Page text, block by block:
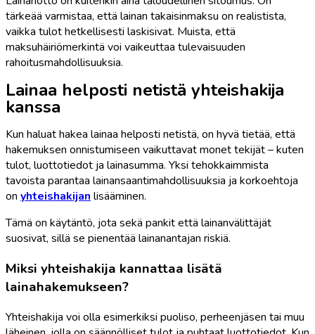
tärkeää varmistaa, että lainan takaisinmaksu on realistista,
vaikka tulot hetkellisesti laskisivat. Muista, että
maksuhäiriömerkintä voi vaikeuttaa tulevaisuuden
rahoitusmahdollisuuksia.
Lainaa helposti netistä yhteishakija
kanssa
Kun haluat hakea lainaa helposti netistä, on hyvä tietää, että
hakemuksen onnistumiseen vaikuttavat monet tekijät – kuten
tulot, luottotiedot ja lainasumma. Yksi tehokkaimmista
tavoista parantaa lainansaantimahdollisuuksia ja korkoehtoja
on yhteishakijanlisääminen.
Tämä on käytäntö, jota sekä pankit että lainanvälittäjät
suosivat, sillä se pienentää lainanantajan riskiä.
Miksi yhteishakija kannattaa lisätä
lainahakemukseen?
Yhteishakija voi olla esimerkiksi puoliso, perheenjäsen tai muu